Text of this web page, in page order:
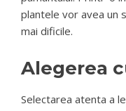
plantele vor avea un
mai dificile.
Alegerea
Selectarea atenta a